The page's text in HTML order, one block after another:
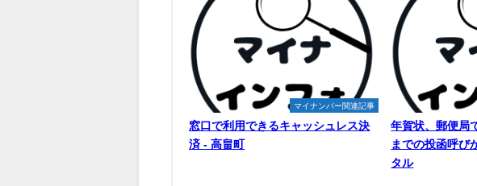
マイナンバー関連記事
窓口で利用できるキャッシュレス決
済 - 高畠町
年賀状、郵便局
までの投函呼び
タル